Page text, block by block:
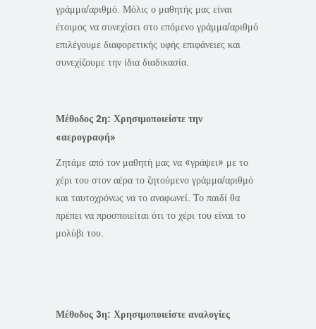
γράμμα/αριθμό. Μόλις ο μαθητής μας είναι
έτοιμος να συνεχίσει στο επόμενο γράμμα/αριθμό
επιλέγουμε διαφορετικής υφής επιφάνειες και
συνεχίζουμε την ίδια διαδικασία.
Μέθοδος 2η: Χρησιμοποιείστε την
«αερογραφή»
Ζητάμε από τον μαθητή μας να «γράψει» με το
χέρι του στον αέρα το ζητούμενο γράμμα/αριθμό
και ταυτοχρόνως να το αναφωνεί. Το παιδί θα
πρέπει να προσποιείται ότι το χέρι του είναι το
μολύβι του.
Μέθοδος 3η: Χρησιμοποιείστε αναλογίες